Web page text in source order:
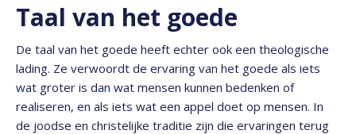
Taal van het goede
De taal van het goede heeft echter ook een theologische
lading. Ze verwoordt de ervaring van het goede als iets
wat groter is dan wat mensen kunnen bedenken of
realiseren, en als iets wat een appel doet op mensen. In
de joodse en christelijke traditie zijn die ervaringen terug